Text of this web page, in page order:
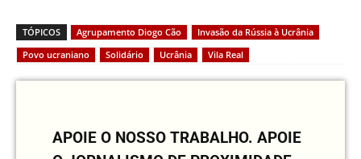
TÓPICOS Agrupamento Diogo Cão
Invasão da Rússia à Ucrânia
Povo ucraniano
Solidário Ucrânia Vila Real
APOIE O NOSSO TRABALHO. APOIE